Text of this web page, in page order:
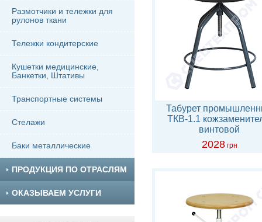
Размотчики и тележки для
рулонов ткани
Тележки кондитерские
Кушетки медицинские,
Банкетки, Штативы
Транспортные системы
Стелажи
Баки металлические
ПРОДУКЦИЯ ПО ОТРАСЛЯМ
ОКАЗЫВАЕМ УСЛУГИ
Табурет
ТКВ-1.1
винтовой
2028 грн